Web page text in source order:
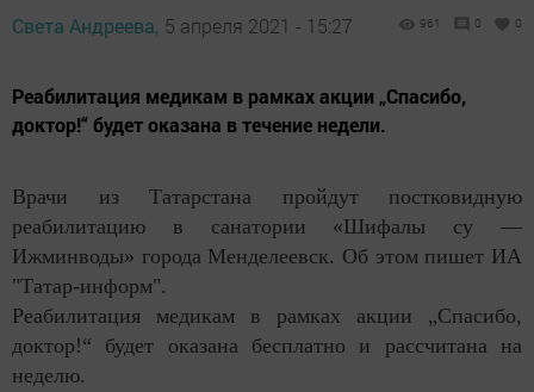
Света Андреева, 5 апреля 2021 - 15:27 961 0 0
Реабилитация медикам в рамках акции „Спасибо,
доктор!“ будет оказана в течение недели.
Врачи из Татарстана пройдут постковидную
реабилитацию в санатории «Шифалы су —
Ижминводы» города Менделеевск. Об этом пишет ИА
"Татар-информ".
Реабилитация медикам в рамках акции „Спасибо,
доктор!“ будет оказана бесплатно и рассчитана на
неделю.